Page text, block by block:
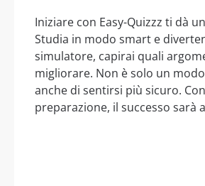
Iniziare con Easy-Quizzz ti dà
Studia in modo smart e
simulatore, capirai quali
migliorare. Non è solo un
anche di sentirsi più sicuro.
preparazione, il successo sarà